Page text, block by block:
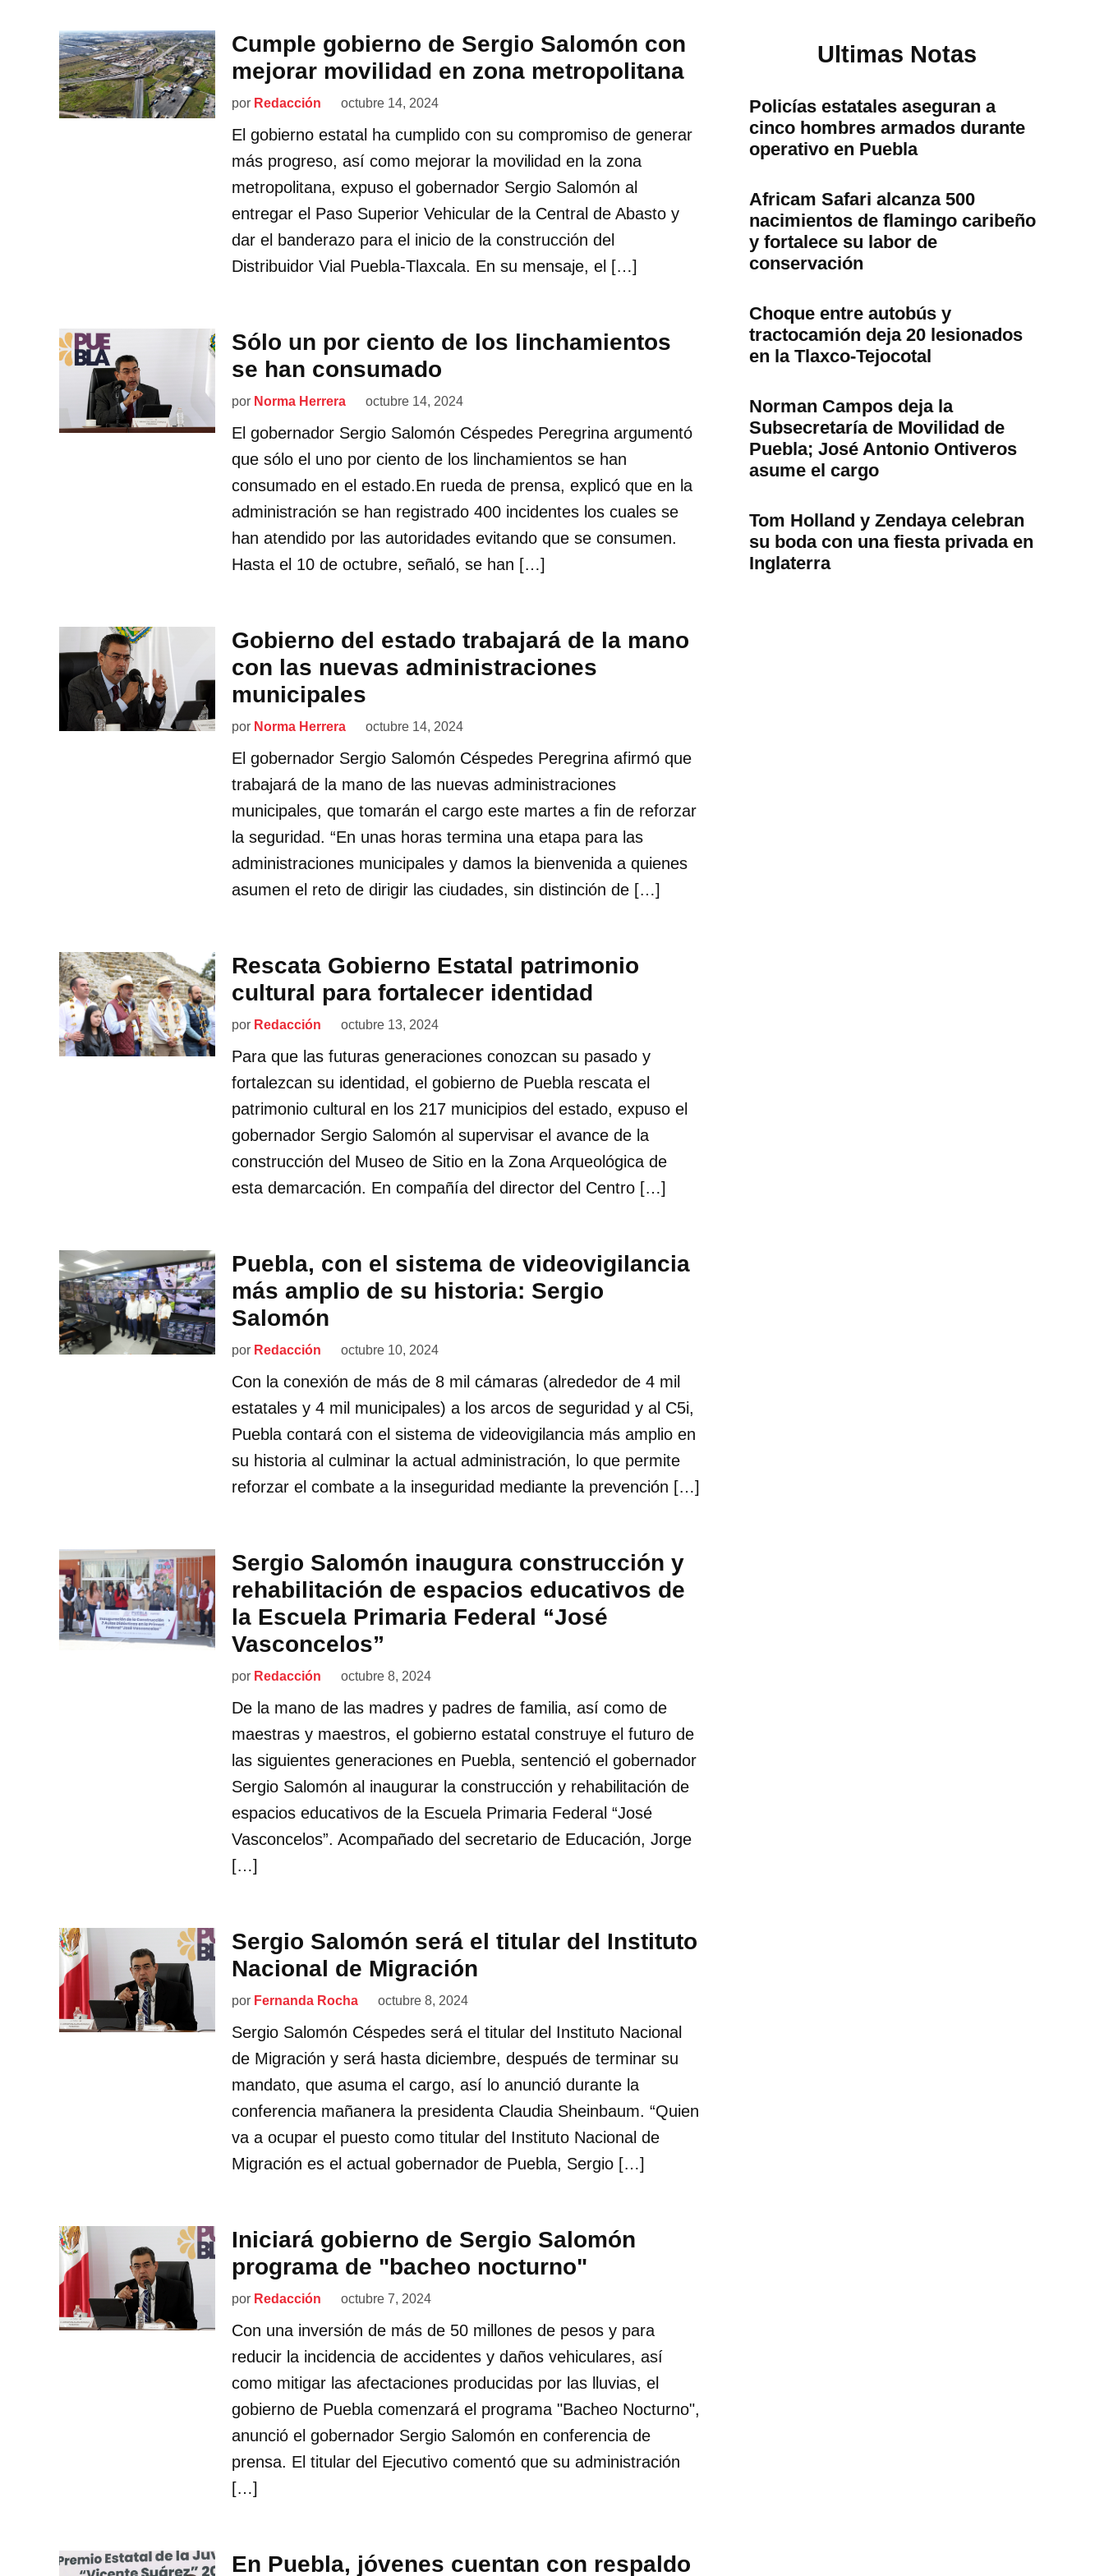
Cumple gobierno de Sergio Salomón con
mejorar movilidad en zona metropolitana
por Redacción octubre 14, 2024
El gobierno estatal ha cumplido con su compromiso de generar
más progreso, así como mejorar la movilidad en la zona
metropolitana, expuso el gobernador Sergio Salomón al
entregar el Paso Superior Vehicular de la Central de Abasto y
dar el banderazo para el inicio de la construcción del
Distribuidor Vial Puebla-Tlaxcala. En su mensaje, el […]
Sólo un por ciento de los linchamientos
se han consumado
por Norma Herrera octubre 14, 2024
El gobernador Sergio Salomón Céspedes Peregrina argumentó
que sólo el uno por ciento de los linchamientos se han
consumado en el estado.En rueda de prensa, explicó que en la
administración se han registrado 400 incidentes los cuales se
han atendido por las autoridades evitando que se consumen.
Hasta el 10 de octubre, señaló, se han […]
Gobierno del estado trabajará de la mano
con las nuevas administraciones
municipales
por Norma Herrera octubre 14, 2024
El gobernador Sergio Salomón Céspedes Peregrina afirmó que
trabajará de la mano de las nuevas administraciones
municipales, que tomarán el cargo este martes a fin de reforzar
la seguridad. “En unas horas termina una etapa para las
administraciones municipales y damos la bienvenida a quienes
asumen el reto de dirigir las ciudades, sin distinción de […]
Rescata Gobierno Estatal patrimonio
cultural para fortalecer identidad
por Redacción octubre 13, 2024
Para que las futuras generaciones conozcan su pasado y
fortalezcan su identidad, el gobierno de Puebla rescata el
patrimonio cultural en los 217 municipios del estado, expuso el
gobernador Sergio Salomón al supervisar el avance de la
construcción del Museo de Sitio en la Zona Arqueológica de
esta demarcación. En compañía del director del Centro […]
Puebla, con el sistema de videovigilancia
más amplio de su historia: Sergio
Salomón
por Redacción octubre 10, 2024
Con la conexión de más de 8 mil cámaras (alrededor de 4 mil
estatales y 4 mil municipales) a los arcos de seguridad y al C5i,
Puebla contará con el sistema de videovigilancia más amplio en
su historia al culminar la actual administración, lo que permite
reforzar el combate a la inseguridad mediante la prevención […]
Sergio Salomón inaugura construcción y
rehabilitación de espacios educativos de
la Escuela Primaria Federal “José
Vasconcelos”
por Redacción octubre 8, 2024
De la mano de las madres y padres de familia, así como de
maestras y maestros, el gobierno estatal construye el futuro de
las siguientes generaciones en Puebla, sentenció el gobernador
Sergio Salomón al inaugurar la construcción y rehabilitación de
espacios educativos de la Escuela Primaria Federal “José
Vasconcelos”. Acompañado del secretario de Educación, Jorge
[…]
Sergio Salomón será el titular del Instituto
Nacional de Migración
por Fernanda Rocha octubre 8, 2024
Sergio Salomón Céspedes será el titular del Instituto Nacional
de Migración y será hasta diciembre, después de terminar su
mandato, que asuma el cargo, así lo anunció durante la
conferencia mañanera la presidenta Claudia Sheinbaum. “Quien
va a ocupar el puesto como titular del Instituto Nacional de
Migración es el actual gobernador de Puebla, Sergio […]
Iniciará gobierno de Sergio Salomón
programa de "bacheo nocturno"
por Redacción octubre 7, 2024
Con una inversión de más de 50 millones de pesos y para
reducir la incidencia de accidentes y daños vehiculares, así
como mitigar las afectaciones producidas por las lluvias, el
gobierno de Puebla comenzará el programa "Bacheo Nocturno",
anunció el gobernador Sergio Salomón en conferencia de
prensa. El titular del Ejecutivo comentó que su administración
[…]
En Puebla, jóvenes cuentan con respaldo
Ultimas Notas
Policías estatales aseguran a
cinco hombres armados durante
operativo en Puebla
Africam Safari alcanza 500
nacimientos de flamingo caribeño
y fortalece su labor de
conservación
Choque entre autobús y
tractocamión deja 20 lesionados
en la Tlaxco-Tejocotal
Norman Campos deja la
Subsecretaría de Movilidad de
Puebla; José Antonio Ontiveros
asume el cargo
Tom Holland y Zendaya celebran
su boda con una fiesta privada en
Inglaterra